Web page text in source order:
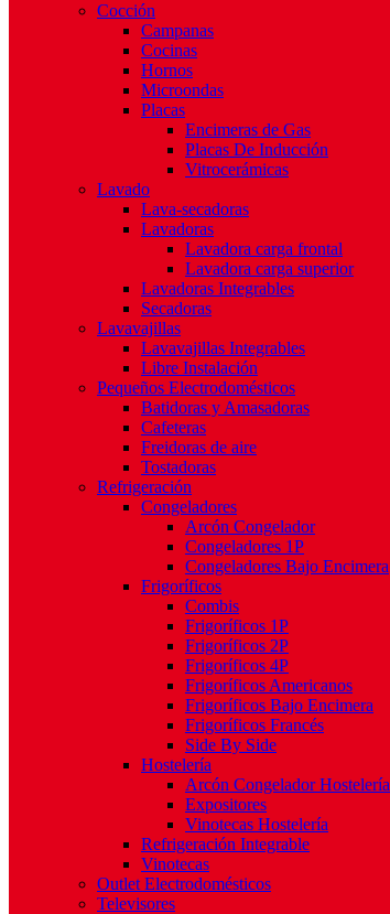
Cocción
Campanas
Cocinas
Hornos
Microondas
Placas
Encimeras de Gas
Placas De Inducción
Vitrocerámicas
Lavado
Lava-secadoras
Lavadoras
Lavadora carga frontal
Lavadora carga superior
Lavadoras Integrables
Secadoras
Lavavajillas
Lavavajillas Integrables
Libre Instalación
Pequeños Electrodomésticos
Batidoras y Amasadoras
Cafeteras
Freidoras de aire
Tostadoras
Refrigeración
Congeladores
Arcón Congelador
Congeladores 1P
Congeladores Bajo Encimera
Frigoríficos
Combis
Frigoríficos 1P
Frigoríficos 2P
Frigoríficos 4P
Frigoríficos Americanos
Frigoríficos Bajo Encimera
Frigoríficos Francés
Side By Side
Hostelería
Arcón Congelador Hostelería
Expositores
Vinotecas Hostelería
Refrigeración Integrable
Vinotecas
Outlet Electrodomésticos
Televisores